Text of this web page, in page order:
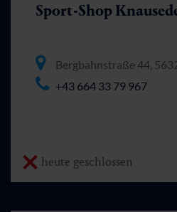
Sport-Shop
Bergbahnstraße 44,
+43 664 33 79 967
heute geschlossen